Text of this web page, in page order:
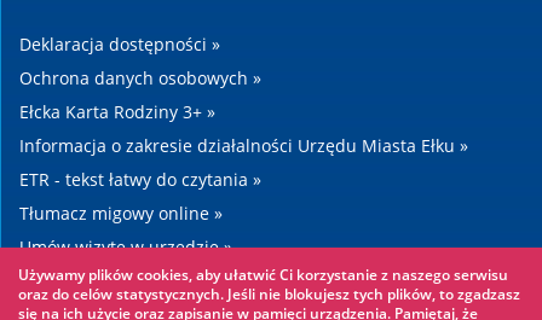
Deklaracja dostępności »
Ochrona danych osobowych »
Ełcka Karta Rodziny 3+ »
Informacja o zakresie działalności Urzędu Miasta Ełku »
ETR - tekst łatwy do czytania »
Tłumacz migowy online »
Umów wizytę w urzędzie »
Drogi »
Używamy plików cookies, aby ułatwić Ci korzystanie z naszego serwisu
oraz do celów statystycznych. Jeśli nie blokujesz tych plików, to zgadzasz
się na ich użycie oraz zapisanie w pamięci urządzenia. Pamiętaj, że